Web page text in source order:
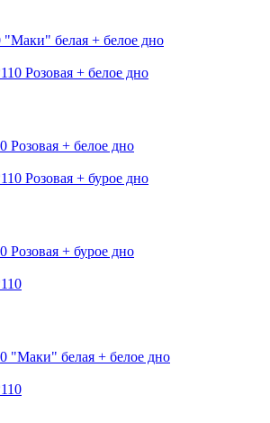
белая + белое дно
Розовая + белое дно
Розовая + бурое дно
"Маки" белая + белое дно